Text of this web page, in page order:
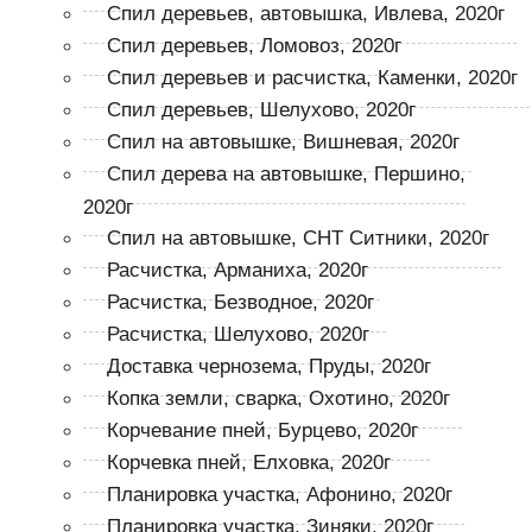
Спил деревьев, автовышка, Ивлева, 2020г
Спил деревьев, Ломовоз, 2020г
Спил деревьев и расчистка, Каменки, 2020г
Спил деревьев, Шелухово, 2020г
Спил на автовышке, Вишневая, 2020г
Спил дерева на автовышке, Першино,
2020г
Спил на автовышке, СНТ Ситники, 2020г
Расчистка, Арманиха, 2020г
Расчистка, Безводное, 2020г
Расчистка, Шелухово, 2020г
Доставка чернозема, Пруды, 2020г
Копка земли, сварка, Охотино, 2020г
Корчевание пней, Бурцево, 2020г
Корчевка пней, Елховка, 2020г
Планировка участка, Афонино, 2020г
Планировка участка, Зиняки, 2020г